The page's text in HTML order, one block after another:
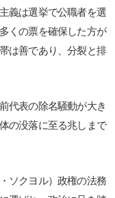
義は選挙で公職者を選
くの票を確保した方が
は善であり、分裂と排
代表の除名騒動が大き
の没落に至る兆しまで
ソクヨル）政権の法務